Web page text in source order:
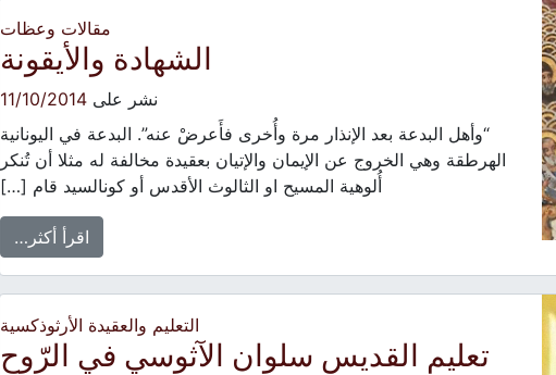
مقالات وعظات
الشهادة والأيقونة
نشر على 11/10/2014
“وأهل البدعة بعد الإنذار مرة وأُخرى فأَعرضْ عنه”. البدعة في اليونانية
الهرطقة وهي الخروج عن الإيمان والإتيان بعقيدة مخالفة له مثلا أن تُنكر
أُلوهية المسيح او الثالوث الأقدس أو كونالسيد قام […]
اقرأ أكثر…
التعليم والعقيدة الأرثوذكسية
تعليم القديس سلوان الآثوسي في الرّوح